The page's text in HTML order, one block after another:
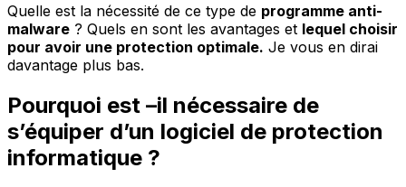
Quelle est la nécessité de ce type de programme anti-
malware ? Quels en sont les avantages et lequel choisir
pour avoir une protection optimale. Je vous en dirai
davantage plus bas.
Pourquoi est –il nécessaire de
s’équiper d’un logiciel de protection
informatique ?